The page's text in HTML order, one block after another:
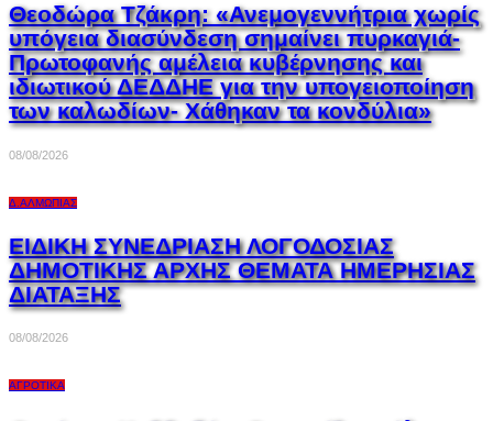
Θεοδώρα Τζάκρη: «Ανεμογεννήτρια χωρίς
υπόγεια διασύνδεση σημαίνει πυρκαγιά-
Πρωτοφανής αμέλεια κυβέρνησης και
ιδιωτικού ΔΕΔΔΗΕ για την υπογειοποίηση
των καλωδίων- Χάθηκαν τα κονδύλια»
08/08/2026
Δ.ΑΛΜΩΠΊΑΣ
ΕΙΔΙΚΗ ΣΥΝΕΔΡΙΑΣΗ ΛΟΓΟΔΟΣΙΑΣ
ΔΗΜΟΤΙΚΗΣ ΑΡΧΗΣ ΘΕΜΑΤΑ ΗΜΕΡΗΣΙΑΣ
ΔΙΑΤΑΞΗΣ
08/08/2026
ΑΓΡΟΤΙΚΆ